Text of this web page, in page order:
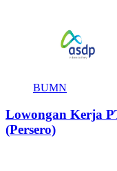
BUMN
Lowongan Kerja
(Persero)